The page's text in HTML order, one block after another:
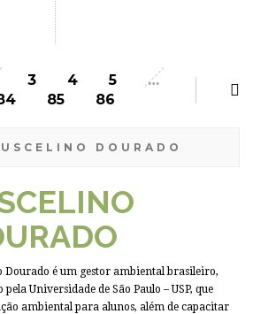
3 4 5
…
85 86
DOURADO
Dourado é um gestor ambiental brasileiro,
Universidade de São Paulo – USP, que
ambiental para alunos, além de capacitar